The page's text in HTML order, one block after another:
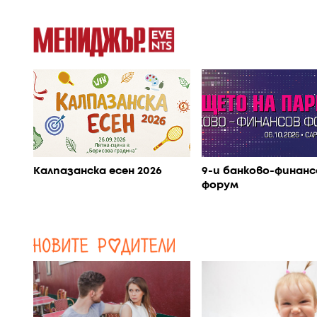
Калпазанска есен 2026
9-и банково-
форум